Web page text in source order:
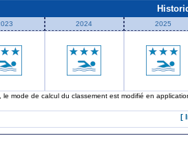
2024 2025
le mode de calcul du classement est modifié en
[